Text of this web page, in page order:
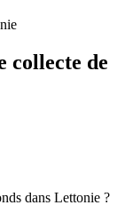
collecte de
dans Lettonie ?